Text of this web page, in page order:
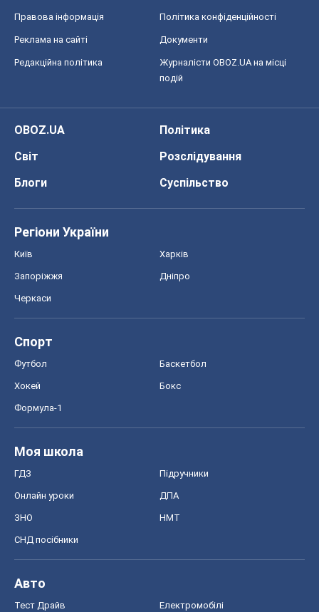
Правова інформація Політика конфіденційності
Реклама на сайті Документи
Редакційна політика
Журналісти OBOZ.UA на місці
подій
OBOZ.UA
Політика
Світ
Розслідування
Блоги
Суспільство
Регіони України
Київ Харків
Запоріжжя Дніпро
Черкаси
Спорт
Футбол Баскетбол
Хокей Бокс
Формула-1
Моя школа
ГДЗ Підручники
Онлайн уроки ДПА
ЗНО НМТ
СНД посібники
Авто
Тест Драйв Електромобілі